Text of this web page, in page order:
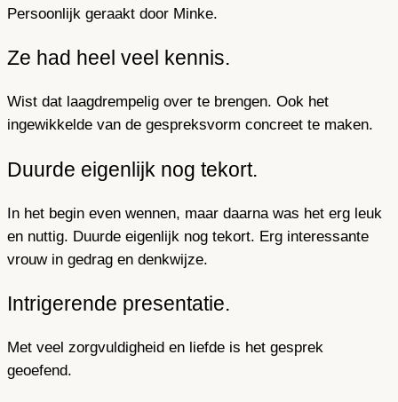
Persoonlijk geraakt door Minke.
Ze had heel veel kennis.
Wist dat laagdrempelig over te brengen. Ook het
ingewikkelde van de gespreksvorm concreet te maken.
Duurde eigenlijk nog tekort.
In het begin even wennen, maar daarna was het erg leuk
en nuttig. Duurde eigenlijk nog tekort. Erg interessante
vrouw in gedrag en denkwijze.
Intrigerende presentatie.
Met veel zorgvuldigheid en liefde is het gesprek
geoefend.